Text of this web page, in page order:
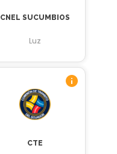
CNEL SUCUMBIOS
Luz
CTE